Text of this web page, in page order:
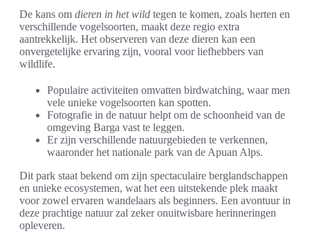
De kans om dieren in het wild tegen te komen, zoals herten en
verschillende vogelsoorten, maakt deze regio extra
aantrekkelijk. Het observeren van deze dieren kan een
onvergetelijke ervaring zijn, vooral voor liefhebbers van
wildlife.
Populaire activiteiten omvatten birdwatching, waar men
vele unieke vogelsoorten kan spotten.
Fotografie in de natuur helpt om de schoonheid van de
omgeving Barga vast te leggen.
Er zijn verschillende natuurgebieden te verkennen,
waaronder het nationale park van de Apuan Alps.
Dit park staat bekend om zijn spectaculaire berglandschappen
en unieke ecosystemen, wat het een uitstekende plek maakt
voor zowel ervaren wandelaars als beginners. Een avontuur in
deze prachtige natuur zal zeker onuitwisbare herinneringen
opleveren.